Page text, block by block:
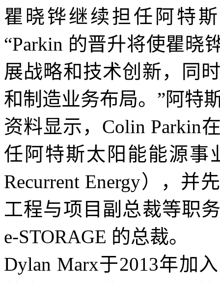
瞿晓铧继续担任阿特
“Parkin 的晋升将使瞿晓
展战略和技术创新，同
和制造业务布局。”阿特
资料显示，Colin Parkin
任阿特斯太阳能能源事
Recurrent Energy），并
工程与项目副总裁等职
e-STORAGE 的总裁。
Dylan Marx于2013年加